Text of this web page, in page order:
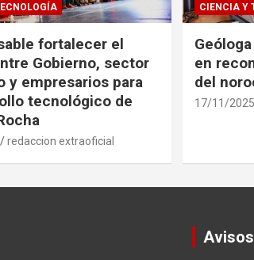
fortalecer el
Gobierno, sector
y empresarios para
tecnológico de
redaccion extraoficial
CIENCIA Y
en
del
17/11/2025